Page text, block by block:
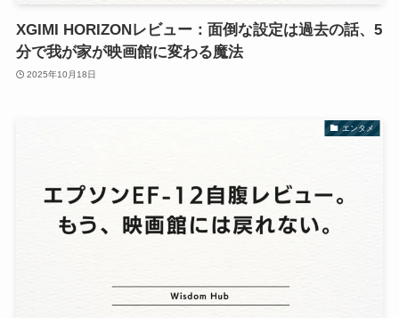
XGIMI HORIZONレビュー：面倒な設定は過去の話、5
分で我が家が映画館に変わる魔法
2025年10月18日
エンタメ